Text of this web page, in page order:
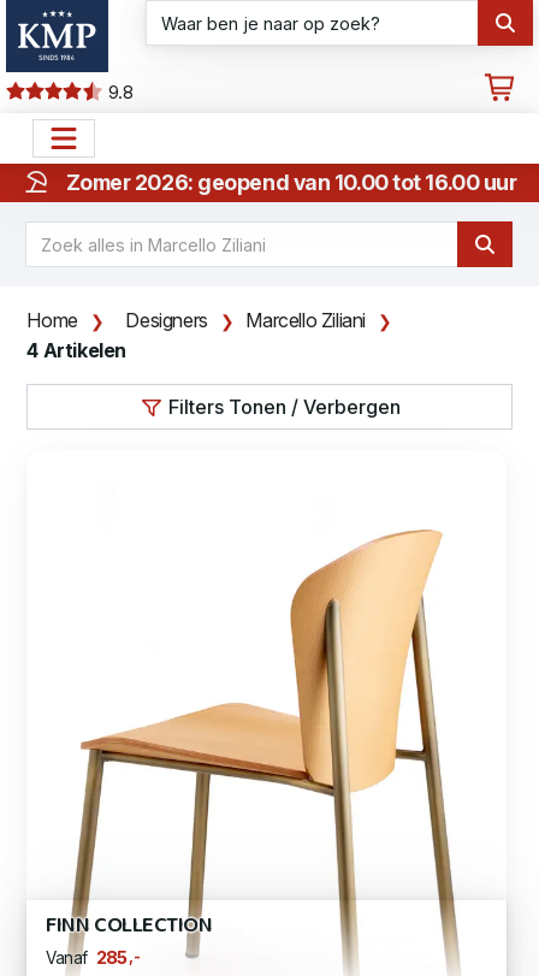
9.8
Zomer 2026: geopend van 10.00 tot 16.00 uur
Home Designers
Marcello Ziliani
4 Artikelen
Filters Tonen / Verbergen
FINN COLLECTION
Vanaf 285 ,-